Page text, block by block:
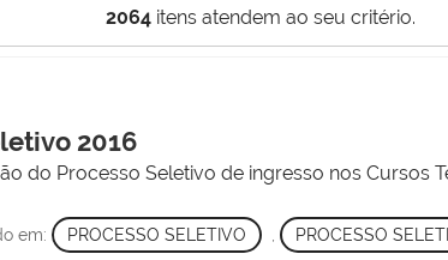
2064 itens atendem ao seu critério.
2016
do Processo Seletivo de ingresso nos Cursos
em: PROCESSO SELETIVO PROCESSO